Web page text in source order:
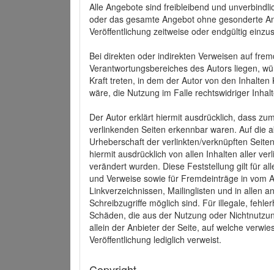
Alle Angebote sind freibleibend und
oder das gesamte Angebot ohne gesonderte
Veröffentlichung zeitweise oder endgültig
Bei direkten oder indirekten Verweisen auf
Verantwortungsbereiches des Autors liegen,
Kraft treten, in dem der Autor von den
wäre, die Nutzung im Falle rechtswidriger
Der Autor erklärt hiermit ausdrücklich, dass
verlinkenden Seiten erkennbar waren. Auf die
Urheberschaft der verlinkten/verknüpften
hiermit ausdrücklich von allen Inhalten aller
verändert wurden. Diese Feststellung gilt für
und Verweise sowie für Fremdeinträge in vom
Linkverzeichnissen, Mailinglisten und in allen
Schreibzugriffe möglich sind. Für illegale,
Schäden, die aus der Nutzung oder
allein der Anbieter der Seite, auf welche
Veröffentlichung lediglich verweist.